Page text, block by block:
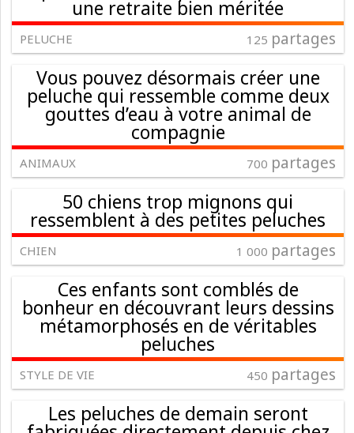
une retraite bien méritée
PELUCHE 125 partages
Vous pouvez désormais créer une
peluche qui ressemble comme deux
gouttes d’eau à votre animal de
compagnie
ANIMAUX 700 partages
50 chiens trop mignons qui
ressemblent à des petites peluches
CHIEN 1 000 partages
Ces enfants sont comblés de
bonheur en découvrant leurs dessins
métamorphosés en de véritables
peluches
STYLE DE VIE 450 partages
Les peluches de demain seront